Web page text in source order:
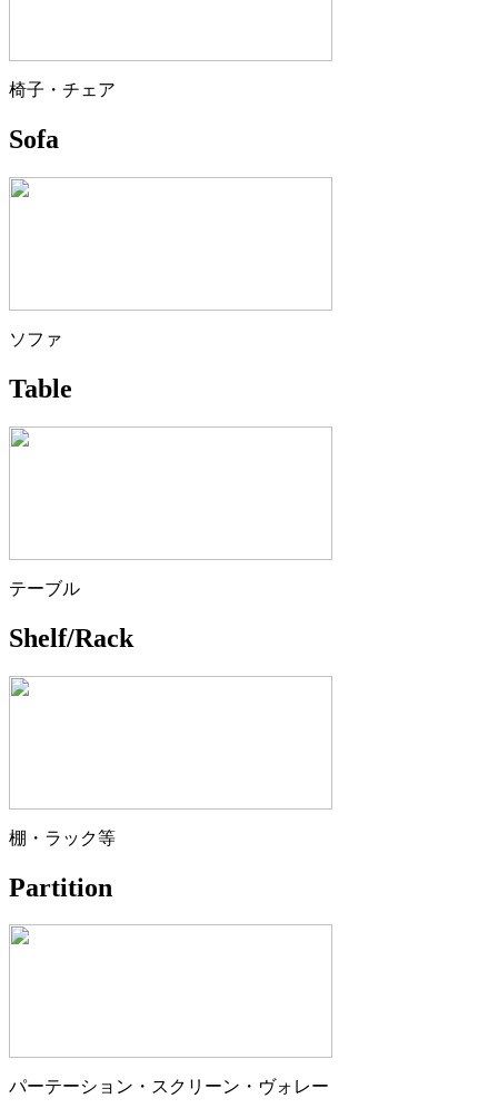
椅子・チェア
Sofa
ソファ
Table
テーブル
Shelf/Rack
棚・ラック等
Partition
パーテーション・スクリーン・ヴォレー